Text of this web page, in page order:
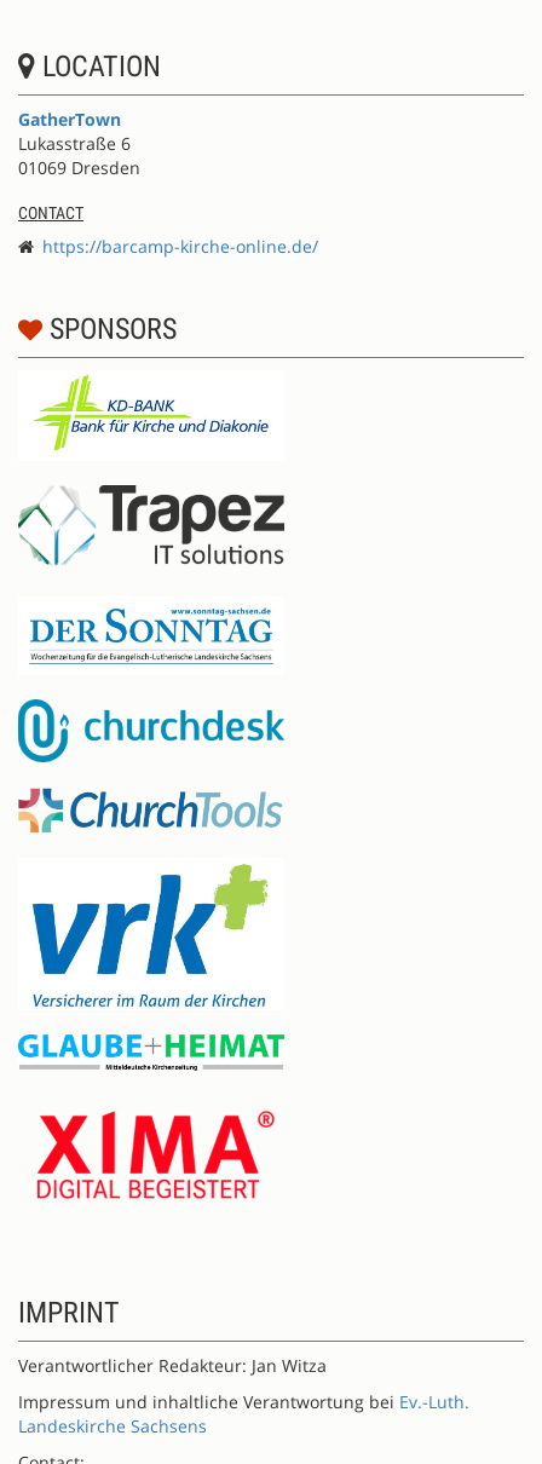
LOCATION
GatherTown
Lukasstraße 6
01069 Dresden
CONTACT
https://barcamp-kirche-online.de/
SPONSORS
IMPRINT
Verantwortlicher Redakteur: Jan Witza
Impressum und inhaltliche Verantwortung bei Ev.-Luth.
Landeskirche Sachsens